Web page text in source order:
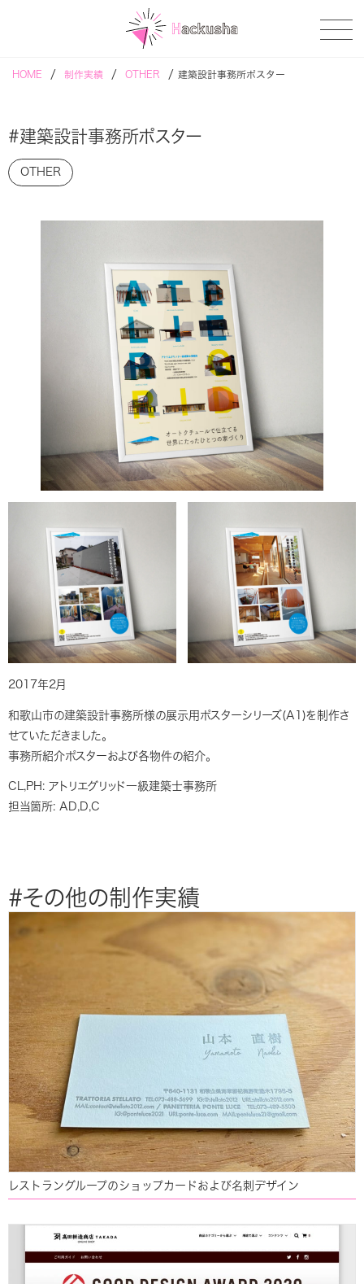
HOME / 制作実績 / OTHER / 建築設計事務所ポスター
#建築設計事務所ポスター
OTHER
2017年2月
和歌山市の建築設計事務所様の展示用ポスターシリーズ(A1)を制作さ
せていただきました。
事務所紹介ポスターおよび各物件の紹介。
CL,PH: アトリエグリッド一級建築士事務所
担当箇所: AD,D,C
#その他の制作実績
レストラングループのショップカードおよび名刺デザイン